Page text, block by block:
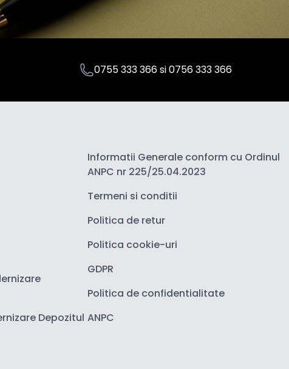
0755 333 366si0756 333 366
Depozitul
Informatii Generale conform cu Ordinul
ANPC nr 225/25.04.2023
Termeni si conditii
Politica de retur
Politica cookie-uri
GDPR
Politica de confidentialitate
ANPC